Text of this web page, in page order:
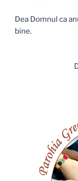
Dea Domnul ca
bine.